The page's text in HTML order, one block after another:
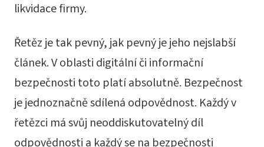
likvidace firmy.
Řetěz je tak pevný, jak pevný je jeho nejslabší
článek. V oblasti digitální či informační
bezpečnosti toto platí absolutně. Bezpečnost
je jednoznačně sdílená odpovědnost. Každý v
řetězci má svůj neoddiskutovatelný díl